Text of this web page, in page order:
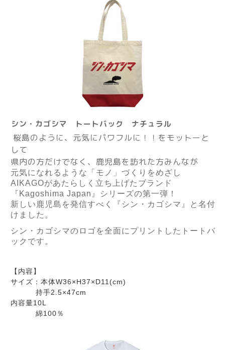
シン・カゴシマ トートバック ナチュラル
桜島のように、元気にパワフルに！！をモットーと
して
県内の方だけでなく、鹿児島を訪れた方みんなが
元気になれるような「モノ」づくりをめざし
AIKAGOがあたらしく立ち上げたブランド
『 Kagoshima Japan 』シリーズの第一弾！
新しい鹿児島を発信すべく『シン・カゴシマ』と名付
けました。
シン・カゴシマのロゴを全面にプリントしたトートバ
ックです。
【内容】
サイズ：本体W36×H37×D11(cm)
持手2.5×47cm
内容量10L
綿100％